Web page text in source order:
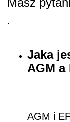
Masz
.
Jaka
AGM a
AGM i